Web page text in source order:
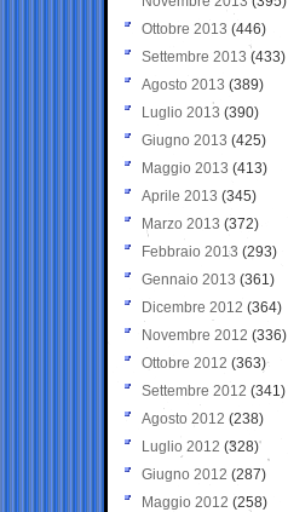
Ottobre 2013 (446)
Settembre 2013 (433)
Agosto 2013 (389)
Luglio 2013 (390)
Giugno 2013 (425)
Maggio 2013 (413)
Aprile 2013 (345)
Marzo 2013 (372)
Febbraio 2013 (293)
Gennaio 2013 (361)
Dicembre 2012 (364)
Novembre 2012 (336)
Ottobre 2012 (363)
Settembre 2012 (341)
Agosto 2012 (238)
Luglio 2012 (328)
Giugno 2012 (287)
Maggio 2012 (258)